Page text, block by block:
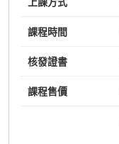
課程時間
核發證書
課程售價